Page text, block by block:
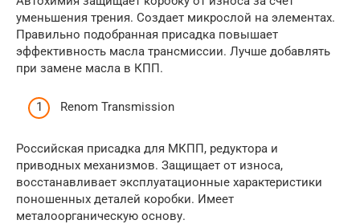
уменьшения трения. Создает микрослой на элементах.
Правильно подобранная присадка повышает
эффективность масла трансмиссии. Лучше добавлять
при замене масла в КПП.
Renom Transmission
Российская присадка для МКПП, редуктора и
приводных механизмов. Защищает от износа,
восстанавливает эксплуатационные характеристики
поношенных деталей коробки. Имеет
металоорганическую основу.